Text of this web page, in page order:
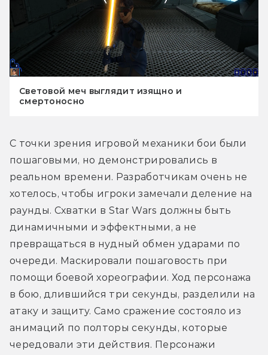
Световой меч выглядит изящно и
смертоносно
С точки зрения игровой механики бои были
пошаговыми, но демонстрировались в
реальном времени. Разработчикам очень не
хотелось, чтобы игроки замечали деление на
раунды. Схватки в Star Wars должны быть
динамичными и эффектными, а не
превращаться в нудный обмен ударами по
очереди. Маскировали пошаговость при
помощи боевой хореографии. Ход персонажа
в бою, длившийся три секунды, разделили на
атаку и защиту. Само сражение состояло из
анимаций по полторы секунды, которые
чередовали эти действия. Персонажи